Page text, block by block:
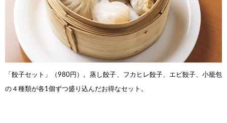
「餃子セット」（980円）。蒸し餃子、フカヒレ餃子、エビ餃子、小籠包
の４種類が各1個ずつ盛り込んだお得なセット。